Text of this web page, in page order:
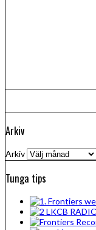
Arkiv
Arkiv
Tunga tips